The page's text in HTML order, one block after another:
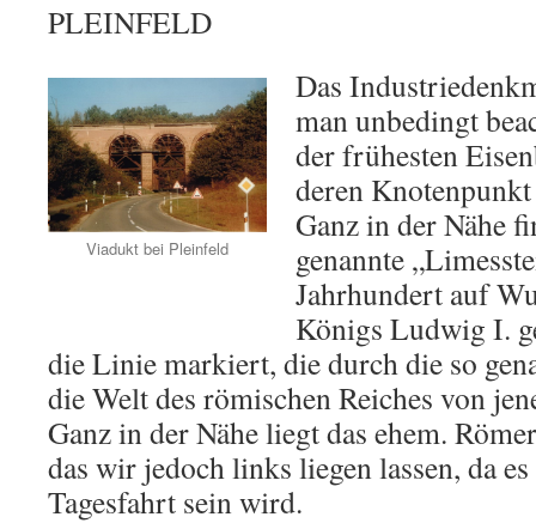
PLEINFELD
Viadukt bei Pleinfeld
Das
man unbedingt
der frühesten
deren
Ganz in der Nähe
genannte
Jahrhundert auf
Königs Ludwig I.
die Linie markiert, die durch die so
die Welt des römischen Reiches von
Ganz in der Nähe liegt das ehem.
das wir jedoch links liegen lassen, da
Tagesfahrt sein wird.